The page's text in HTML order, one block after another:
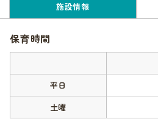
施設情報
保育時間
平日
土曜